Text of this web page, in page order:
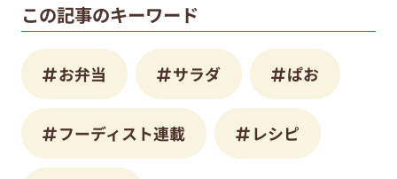
この記事のキーワード
お弁当 サラダ ぱお
フーディスト連載 レシピ